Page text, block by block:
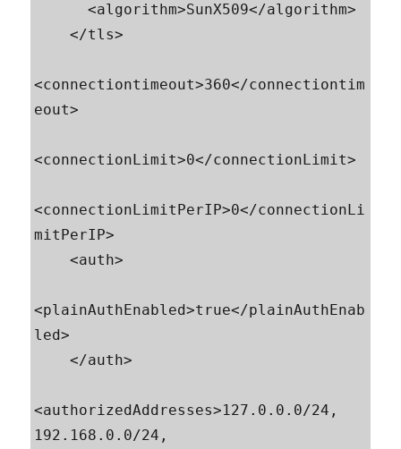
      <algorithm>SunX509</algorithm>
    </tls>
<connectiontimeout>360</connectiontim
eout>
<connectionLimit>0</connectionLimit>
<connectionLimitPerIP>0</connectionLi
mitPerIP>
    <auth>
<plainAuthEnabled>true</plainAuthEnab
led>
    </auth>
<authorizedAddresses>127.0.0.0/24,
192.168.0.0/24,